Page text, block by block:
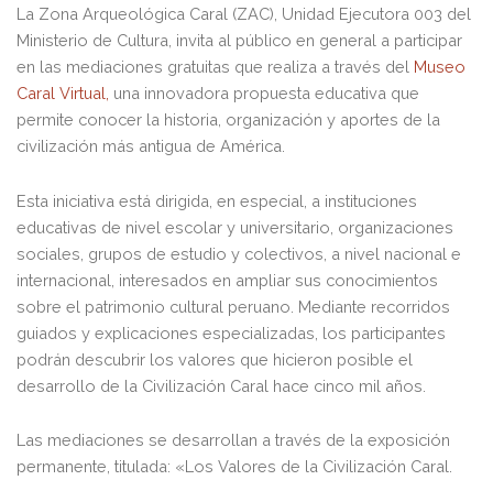
La Zona Arqueológica Caral (ZAC), Unidad Ejecutora 003 del
Ministerio de Cultura, invita al público en general a participar
en las mediaciones gratuitas que realiza a través del Museo
Caral Virtual, una innovadora propuesta educativa que
permite conocer la historia, organización y aportes de la
civilización más antigua de América.
Esta iniciativa está dirigida, en especial, a instituciones
educativas de nivel escolar y universitario, organizaciones
sociales, grupos de estudio y colectivos, a nivel nacional e
internacional, interesados en ampliar sus conocimientos
sobre el patrimonio cultural peruano. Mediante recorridos
guiados y explicaciones especializadas, los participantes
podrán descubrir los valores que hicieron posible el
desarrollo de la Civilización Caral hace cinco mil años.
Las mediaciones se desarrollan a través de la exposición
permanente, titulada: «Los Valores de la Civilización Caral.